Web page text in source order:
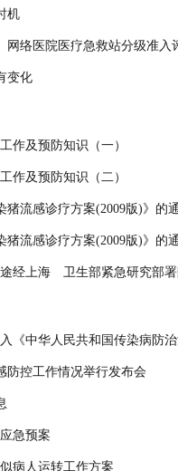
机
网络医院医疗急救站分级准入
变化
作及预防知识（一）
作及预防知识（二）
流感诊疗方案(2009版)》的
流感诊疗方案(2009版)》的
经上海 卫生部紧急研究部
《中华人民共和国传染病防
防控工作情况举行发布会
急预案
病人运转工作方案